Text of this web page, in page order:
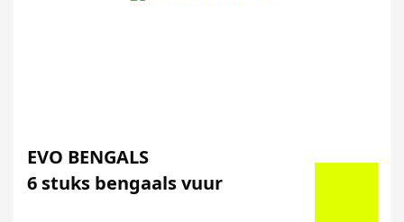
EVO BENGALS
6 stuks bengaals vuur